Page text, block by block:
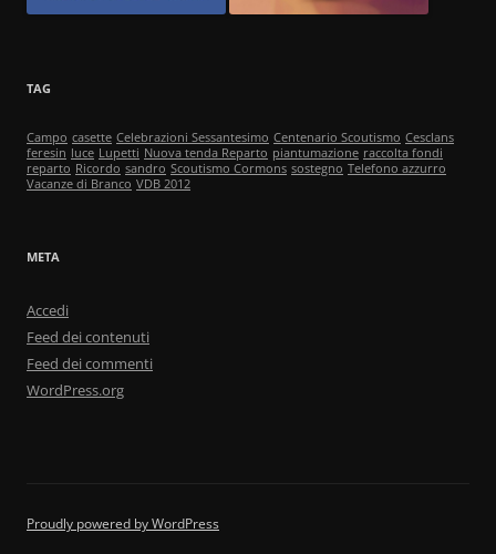
TAG
Campo casette Celebrazioni Sessantesimo Centenario Scoutismo Cesclans
feresin luce Lupetti Nuova tenda Reparto piantumazione raccolta fondi
reparto Ricordo sandro Scoutismo Cormons sostegno Telefono azzurro
Vacanze di Branco VDB 2012
META
Accedi
Feed dei contenuti
Feed dei commenti
WordPress.org
Proudly powered by WordPress